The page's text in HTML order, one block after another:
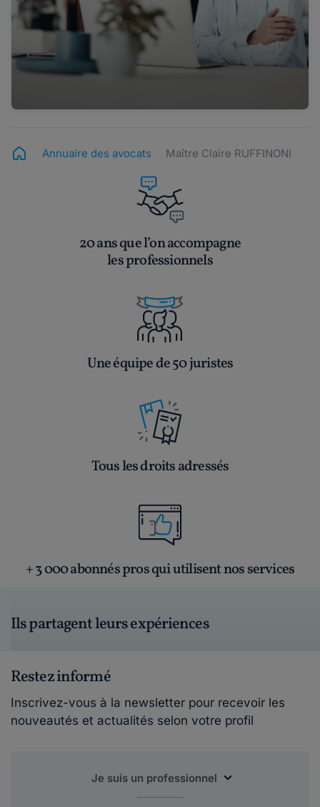
Annuaire des avocats Maître Claire RUFFINONI
20 ans que l’on accompagne
les professionnels
Une équipe de 50 juristes
Tous les droits adressés
+ 3 000 abonnés pros qui utilisent nos services
Ils partagent leurs expériences
Restez informé
Inscrivez-vous à la newsletter pour recevoir les
nouveautés et actualités selon votre profil